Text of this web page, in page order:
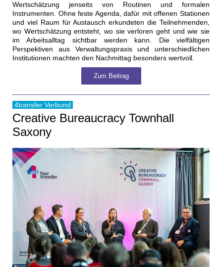
Wertschätzung jenseits von Routinen und formalen
Instrumenten. Ohne feste Agenda, dafür mit offenen Stationen
und viel Raum für Austausch erkundeten die Teilnehmenden,
wo Wertschätzung entsteht, wo sie verloren geht und wie sie
im Arbeitsalltag sichtbar werden kann. Die vielfältigen
Perspektiven aus Verwaltungspraxis und unterschiedlichen
Institutionen machten den Nachmittag besonders wertvoll.
Zum Beitrag
4transfer Verbund
Creative Bureaucracy Townhall
Saxony